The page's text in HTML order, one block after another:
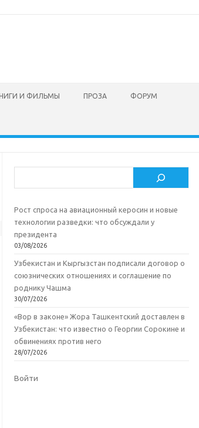
И ФИЛЬМЫ ПРОЗА ФОРУМ
Рост спроса на авиационный керосин и новые
технологии разведки: что обсуждали у
президента
03/08/2026
Узбекистан и Кыргызстан подписали договор о
союзнических отношениях и соглашение по
роднику Чашма
30/07/2026
«Вор в законе» Жора Ташкентский доставлен в
Узбекистан: что известно о Георгии Сорокине и
обвинениях против него
28/07/2026
Войти